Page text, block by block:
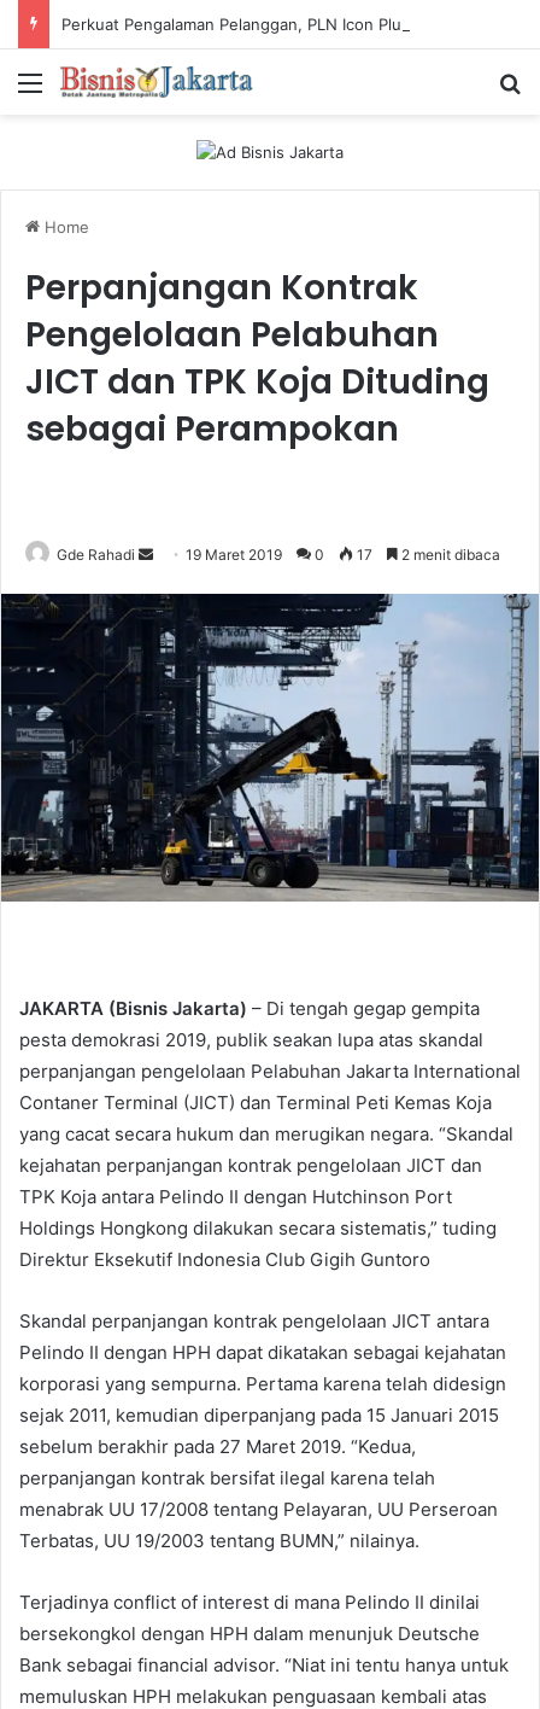
Menu
Home
Perpanjangan Kontrak
Pengelolaan Pelabuhan
JICT dan TPK Koja Dituding
sebagai Perampokan
Gde Rahadi
n
d
a
n
m
i
19 Maret 2019 0 17 2 menit dibaca
JAKARTA (Bisnis Jakarta) – Di tengah gegap gempita
pesta demokrasi 2019, publik seakan lupa atas skandal
perpanjangan pengelolaan Pelabuhan Jakarta International
Contaner Terminal (JICT) dan Terminal Peti Kemas Koja
yang cacat secara hukum dan merugikan negara. “Skandal
kejahatan perpanjangan kontrak pengelolaan JICT dan
TPK Koja antara Pelindo II dengan Hutchinson Port
Holdings Hongkong dilakukan secara sistematis,” tuding
Direktur Eksekutif Indonesia Club Gigih Guntoro
Skandal perpanjangan kontrak pengelolaan JICT antara
Pelindo II dengan HPH dapat dikatakan sebagai kejahatan
korporasi yang sempurna. Pertama karena telah didesign
sejak 2011, kemudian diperpanjang pada 15 Januari 2015
sebelum berakhir pada 27 Maret 2019. “Kedua,
perpanjangan kontrak bersifat ilegal karena telah
menabrak UU 17/2008 tentang Pelayaran, UU Perseroan
Terbatas, UU 19/2003 tentang BUMN,” nilainya.
Terjadinya conflict of interest di mana Pelindo II dinilai
bersekongkol dengan HPH dalam menunjuk Deutsche
Bank sebagai financial advisor. “Niat ini tentu hanya untuk
memuluskan HPH melakukan penguasaan kembali atas